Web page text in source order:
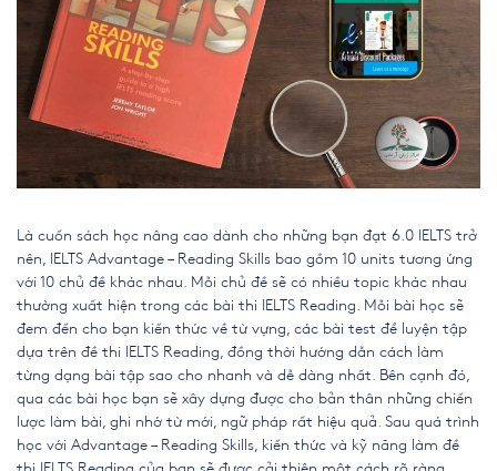
Là cuốn sách học nâng cao dành cho những bạn đạt 6.0 IELTS trở
nên, IELTS Advantage – Reading Skills bao gồm 10 units tương ứng
với 10 chủ đề khác nhau. Mỗi chủ đề sẽ có nhiều topic khác nhau
thường xuất hiện trong các bài thi IELTS Reading. Mỗi bài học sẽ
đem đến cho bạn kiến thức về từ vựng, các bài test để luyện tập
dựa trên đề thi IELTS Reading, đồng thời hướng dẫn cách làm
từng dạng bài tập sao cho nhanh và dễ dàng nhất. Bên cạnh đó,
qua các bài học bạn sẽ xây dựng được cho bản thân những chiến
lược làm bài, ghi nhớ từ mới, ngữ pháp rất hiệu quả. Sau quá trình
học với Advantage – Reading Skills, kiến thức và kỹ năng làm đề
thi IELTS Reading của bạn sẽ được cải thiện một cách rõ ràng.